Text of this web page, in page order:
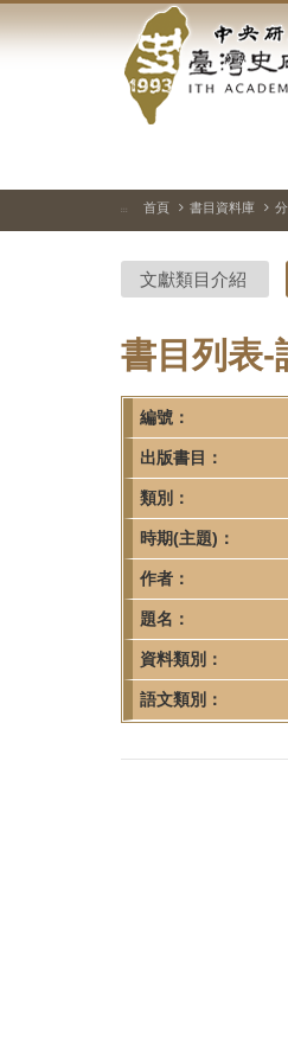
到
中
央
研
院-
臺
灣
史
研
究
所-
首
頁
::: 首頁 書目資料庫
文獻類目介紹
書目列表-
編號：
出版書目：
類別：
時期(主題)：
作者：
題名：
資料類別：
語文類別：